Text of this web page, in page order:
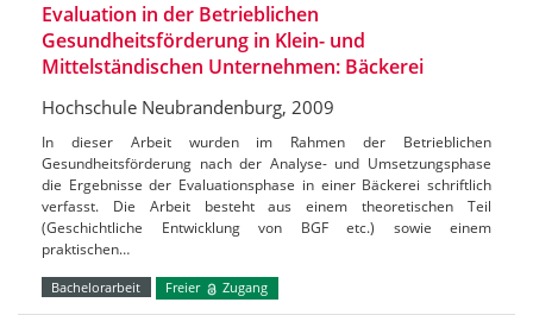
Evaluation in der Betrieblichen
Gesundheitsförderung in Klein- und
Mittelständischen Unternehmen: Bäckerei
Hochschule Neubrandenburg, 2009
In dieser Arbeit wurden im Rahmen der Betrieblichen
Gesundheitsförderung nach der Analyse- und Umsetzungsphase
die Ergebnisse der Evaluationsphase in einer Bäckerei schriftlich
verfasst. Die Arbeit besteht aus einem theoretischen Teil
(Geschichtliche Entwicklung von BGF etc.) sowie einem
praktischen…
Bachelorarbeit Freier Zugang